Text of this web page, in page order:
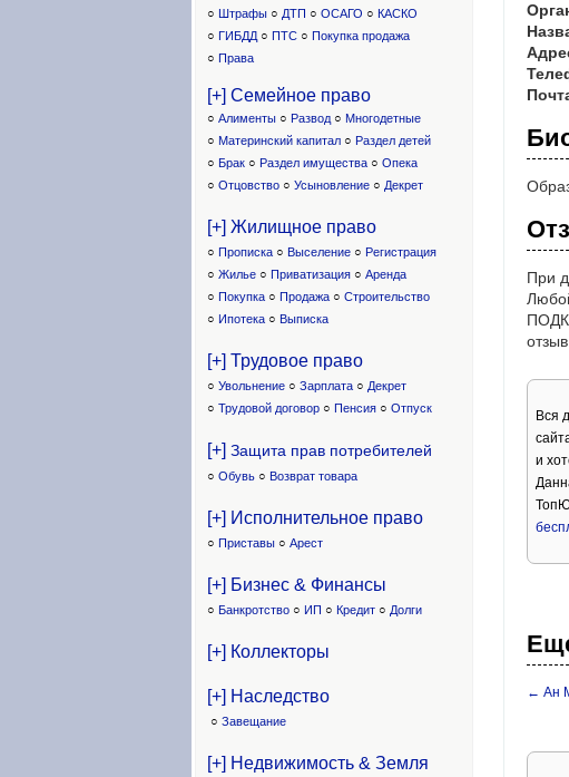
При
Вся
и
← Ан
○ Штрафы ○ ДТП ○ ОСАГО ○ КАСКО
○ ГИБДД ○ ПТС ○ Покупка продажа
○ Права
[+] Семейное право
○ Алименты ○ Развод ○ Многодетные
○ Материнский капитал ○ Раздел детей
○ Брак ○ Раздел имущества ○ Опека
○ Отцовство ○ Усыновление ○ Декрет
[+] Жилищное право
○ Прописка ○ Выселение ○ Регистрация
○ Жилье ○ Приватизация ○ Аренда
○ Покупка ○ Продажа ○ Строительство
○ Ипотека ○ Выписка
[+] Трудовое право
○ Увольнение ○ Зарплата ○ Декрет
○ Трудовой договор ○ Пенсия ○ Отпуск
[+] Защита прав потребителей
○ Обувь ○ Возврат товара
[+] Исполнительное право
○ Приставы ○ Арест
[+] Бизнес & Финансы
○ Банкротство ○ ИП ○ Кредит ○ Долги
[+] Коллекторы
[+] Наследство
○ Завещание
[+] Недвижимость & Земля